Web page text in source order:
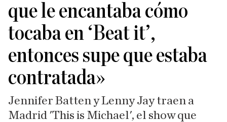
que le encantaba cómo
tocaba en ‘Beat it’,
entonces supe que estaba
contratada»
Jennifer Batten y Lenny Jay traen a
Madrid 'This is Michael', el show que